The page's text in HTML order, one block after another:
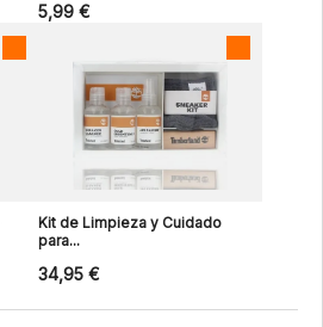
5,99 €
Kit de Limpieza y Cuidado
para...
34,95 €